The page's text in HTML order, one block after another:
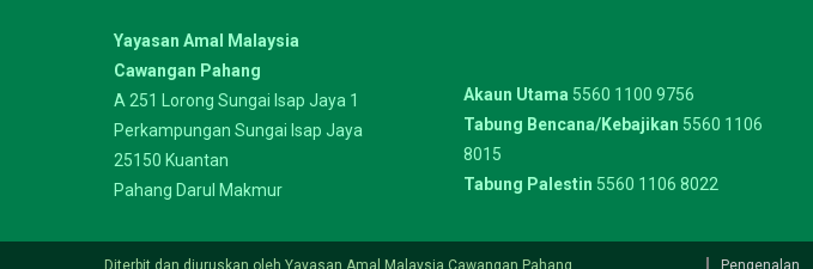
Yayasan Amal Malaysia
Cawangan Pahang
A 251 Lorong Sungai Isap Jaya 1
Perkampungan Sungai Isap Jaya
25150 Kuantan
Pahang Darul Makmur
Akaun Utama 5560 1100 9756
Tabung Bencana/Kebajikan 5560 1106
8015
Tabung Palestin 5560 1106 8022